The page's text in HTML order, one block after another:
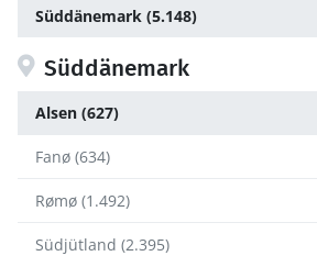
Süddänemark (5.148)
Süddänemark
Alsen (627)
Fanø (634)
Rømø (1.492)
Südjütland (2.395)